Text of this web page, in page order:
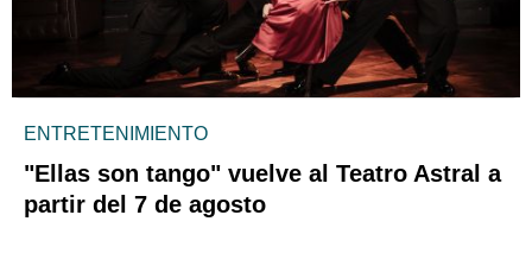
ENTRETENIMIENTO
"Ellas son tango" vuelve al Teatro Astral a
partir del 7 de agosto